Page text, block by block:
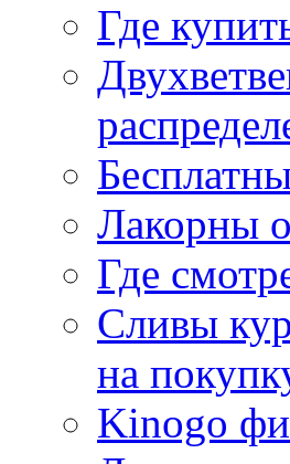
Где
Лакорны
Где
Сливы
на
Kinogo